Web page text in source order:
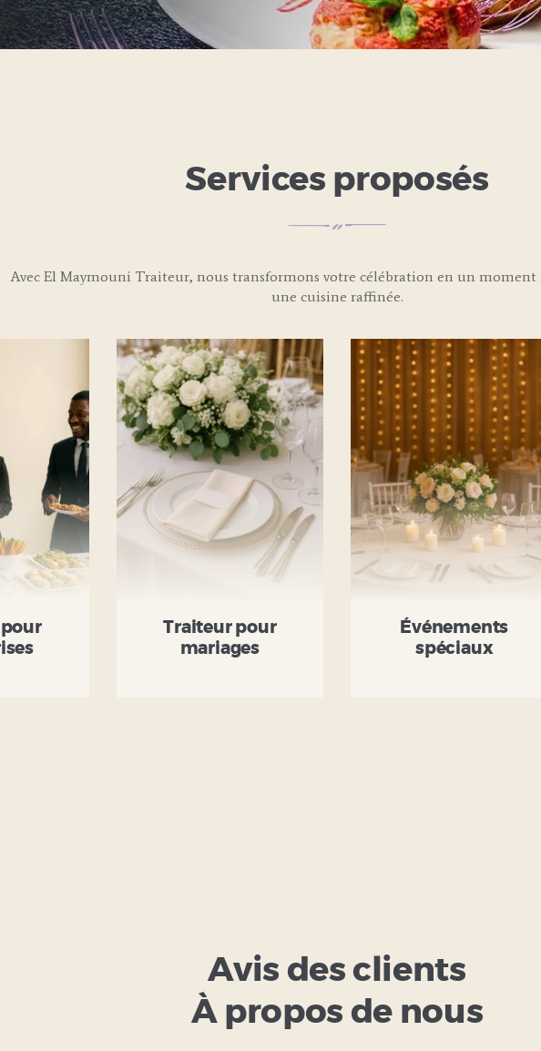
Services proposés
Avec El Maymouni Traiteur, nous transformons votre célébration en un moment
une cuisine raffinée.
Traiteur pour
mariages
Événements
spéciaux
Avis des clients
À propos de nous